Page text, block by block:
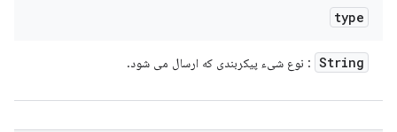
type
String : نوع شیء پیکربندی که ارسال می شود.